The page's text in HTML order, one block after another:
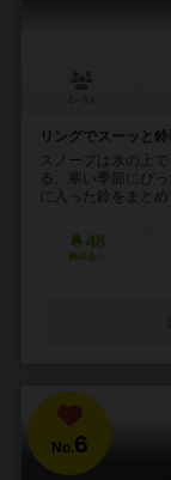
リングでスーッと
スノープは氷の上
る、寒い季節にぴ
に入った鈴をまと
48
興味あり
No.6